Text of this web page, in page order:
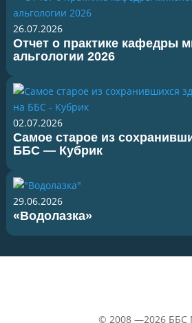
26.07.2026
Отчет о практике кафедры
альгологии 2026
02.07.2026
Самое старое из
ББС — Кубрик
29.06.2026
«Водолазка»
© 2008 —2026 ББС